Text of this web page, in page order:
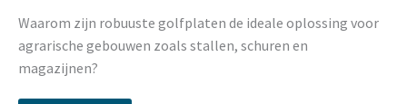
Waarom zijn robuuste golfplaten de ideale oplossing voor
agrarische gebouwen zoals stallen, schuren en
magazijnen?